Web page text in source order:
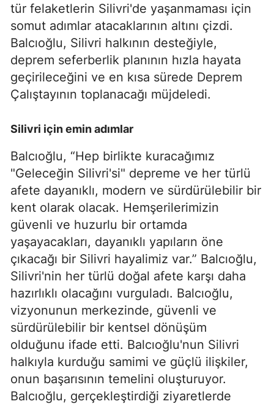
tür felaketlerin Silivri'de yaşanmaması için
somut adımlar atacaklarının altını çizdi.
Balcıoğlu, Silivri halkının desteğiyle,
deprem seferberlik planının hızla hayata
geçirileceğini ve en kısa sürede Deprem
Çalıştayının toplanacağı müjdeledi.
Silivri için emin adımlar
Balcıoğlu, “Hep birlikte kuracağımız
"Geleceğin Silivri'si" depreme ve her türlü
afete dayanıklı, modern ve sürdürülebilir bir
kent olarak olacak. Hemşerilerimizin
güvenli ve huzurlu bir ortamda
yaşayacakları, dayanıklı yapıların öne
çıkacağı bir Silivri hayalimiz var.” Balcıoğlu,
Silivri'nin her türlü doğal afete karşı daha
hazırlıklı olacağını vurguladı. Balcıoğlu,
vizyonunun merkezinde, güvenli ve
sürdürülebilir bir kentsel dönüşüm
olduğunu ifade etti. Balcıoğlu'nun Silivri
halkıyla kurduğu samimi ve güçlü ilişkiler,
onun başarısının temelini oluşturuyor.
Balcıoğlu, gerçekleştirdiği ziyaretlerde